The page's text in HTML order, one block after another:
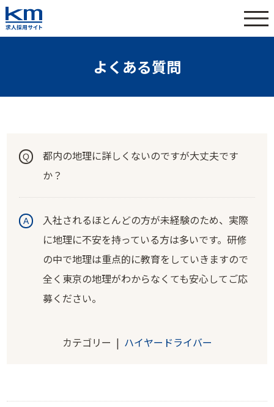
よくある質問
都内の地理に詳しくないのですが大丈夫です
か？
入社されるほとんどの方が未経験のため、実際
に地理に不安を持っている方は多いです。研修
の中で地理は重点的に教育をしていきますので
全く東京の地理がわからなくても安心してご応
募ください。
カテゴリー | ハイヤードライバー